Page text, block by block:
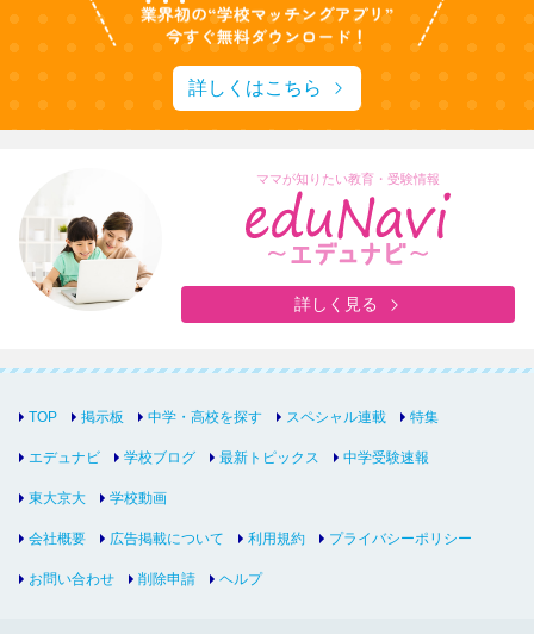
詳しくはこちら
ママが知りたい教育・受験情報
詳しく見る
TOP 掲示板 中学・高校を探す スペシャル連載 特集
エデュナビ 学校ブログ 最新トピックス 中学受験速報
東大京大 学校動画
会社概要 広告掲載について 利用規約 プライバシーポリシー
お問い合わせ 削除申請 ヘルプ